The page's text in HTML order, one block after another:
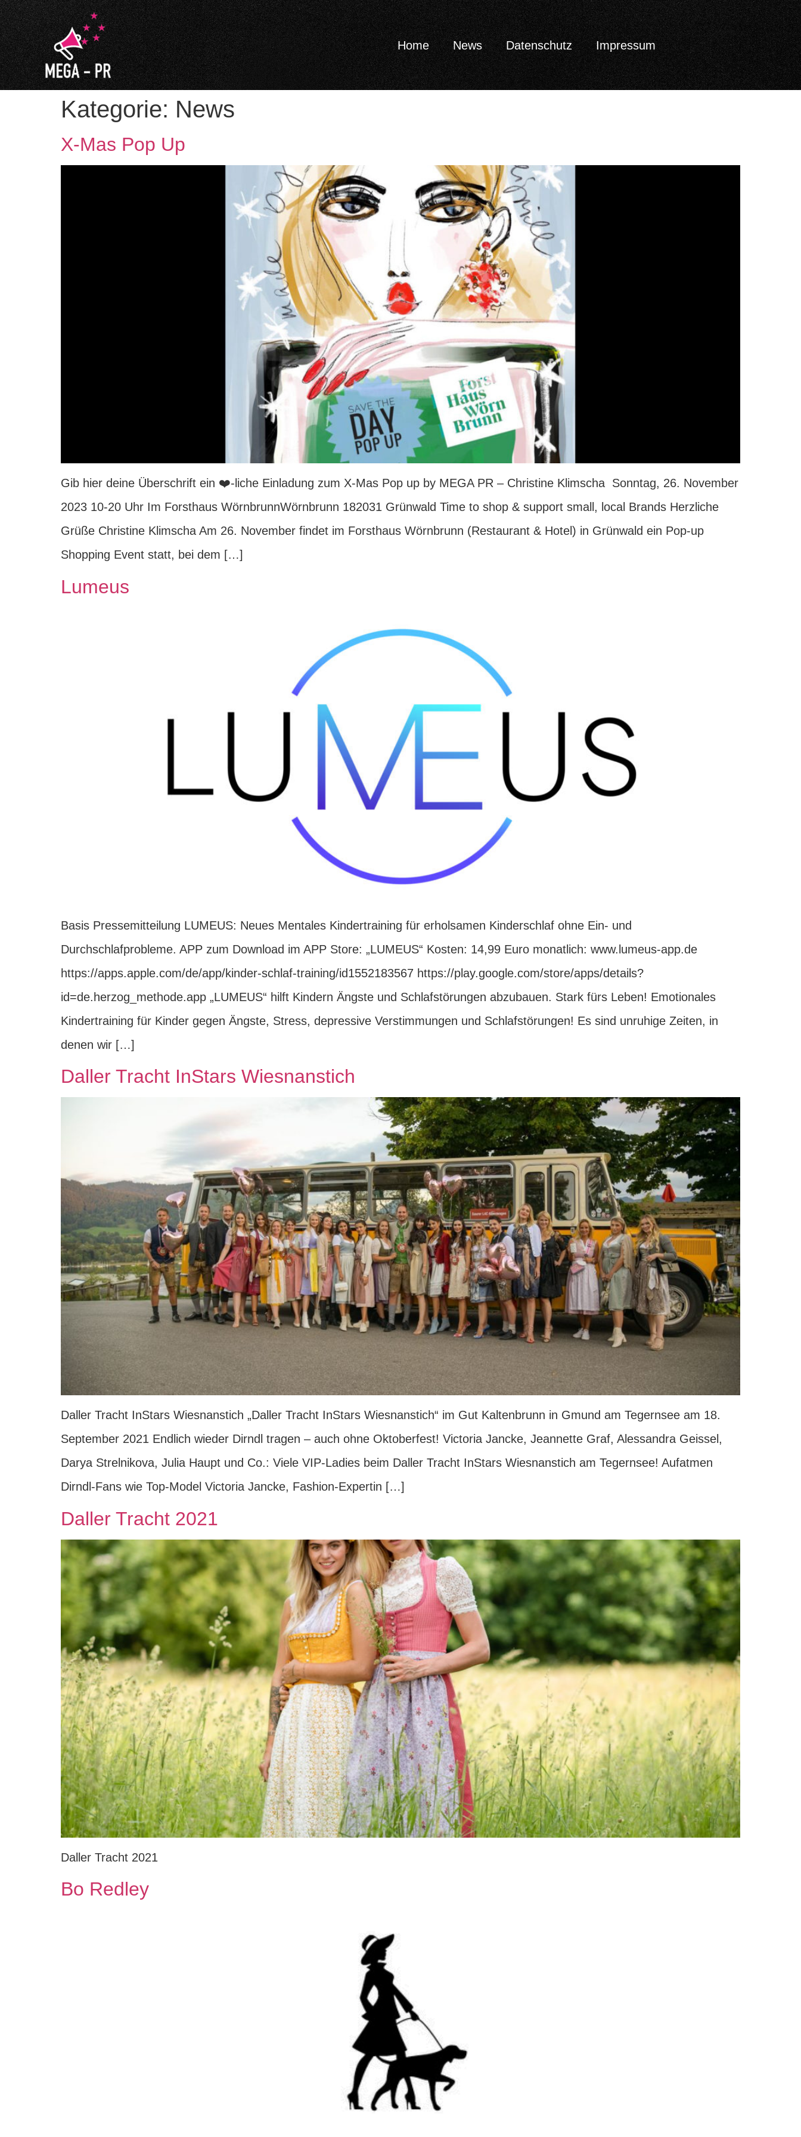
Home News Datenschutz Impressum
Kategorie: News
X-Mas Pop Up
Gib hier deine Überschrift ein ❤️-liche Einladung zum X-Mas Pop up by MEGA PR – Christine Klimscha Sonntag, 26. November
2023 10-20 Uhr Im Forsthaus WörnbrunnWörnbrunn 182031 Grünwald Time to shop & support small, local Brands Herzliche
Grüße Christine Klimscha Am 26. November findet im Forsthaus Wörnbrunn (Restaurant & Hotel) in Grünwald ein Pop-up
Shopping Event statt, bei dem […]
Lumeus
Basis Pressemitteilung LUMEUS: Neues Mentales Kindertraining für erholsamen Kinderschlaf ohne Ein- und
Durchschlafprobleme. APP zum Download im APP Store: „LUMEUS“ Kosten: 14,99 Euro monatlich: www.lumeus-app.de
https://apps.apple.com/de/app/kinder-schlaf-training/id1552183567 https://play.google.com/store/apps/details?
id=de.herzog_methode.app „LUMEUS“ hilft Kindern Ängste und Schlafstörungen abzubauen. Stark fürs Leben! Emotionales
Kindertraining für Kinder gegen Ängste, Stress, depressive Verstimmungen und Schlafstörungen! Es sind unruhige Zeiten, in
denen wir […]
Daller Tracht InStars Wiesnanstich
Daller Tracht InStars Wiesnanstich „Daller Tracht InStars Wiesnanstich“ im Gut Kaltenbrunn in Gmund am Tegernsee am 18.
September 2021 Endlich wieder Dirndl tragen – auch ohne Oktoberfest! Victoria Jancke, Jeannette Graf, Alessandra Geissel,
Darya Strelnikova, Julia Haupt und Co.: Viele VIP-Ladies beim Daller Tracht InStars Wiesnanstich am Tegernsee! Aufatmen
Dirndl-Fans wie Top-Model Victoria Jancke, Fashion-Expertin […]
Daller Tracht 2021
Daller Tracht 2021
Bo Redley